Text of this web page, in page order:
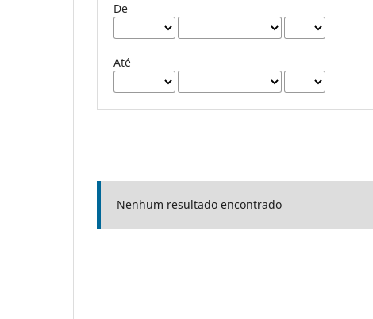
De
Até
Nenhum resultado encontrado